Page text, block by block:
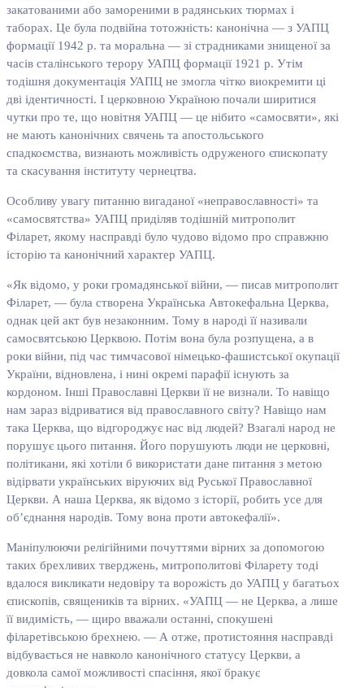
закатованими або замореними в радянських тюрмах і
таборах. Це була подвійна тотожність: канонічна — з УАПЦ
формації 1942 р. та моральна — зі страдниками знищеної за
часів сталінського терору УАПЦ формації 1921 р. Утім
тодішня документація УАПЦ не змогла чітко виокремити ці
дві ідентичності. І церковною Україною почали ширитися
чутки про те, що новітня УАПЦ — це нібито «самосвяти», які
не мають канонічних свячень та апостольського
спадкоємства, визнають можливість одруженого єпископату
та скасування інституту чернецтва.
Особливу увагу питанню вигаданої «неправославності» та
«самосвятства» УАПЦ приділяв тодішній митрополит
Філарет, якому насправді було чудово відомо про справжню
історію та канонічний характер УАПЦ.
«Як відомо, у роки громадянської війни, — писав митрополит
Філарет, — була створена Українська Автокефальна Церква,
однак цей акт був незаконним. Тому в народі її називали
самосвятською Церквою. Потім вона була розпущена, а в
роки війни, під час тимчасової німецько-фашистської окупації
України, відновлена, і нині окремі парафії існують за
кордоном. Інші Православні Церкви її не визнали. То навіщо
нам зараз відриватися від православного світу? Навіщо нам
така Церква, що відгороджує нас від людей? Взагалі народ не
порушує цього питання. Його порушують люди не церковні,
політикани, які хотіли б використати дане питання з метою
відірвати українських віруючих від Руської Православної
Церкви. А наша Церква, як відомо з історії, робить усе для
об’єднання народів. Тому вона проти автокефалії».
Маніпулюючи релігійними почуттями вірних за допомогою
таких брехливих тверджень, митрополитові Філарету тоді
вдалося викликати недовіру та ворожість до УАПЦ у багатьох
єпископів, священиків та вірних. «УАПЦ — не Церква, а лише
її видимість, — щиро вважали останні, спокушені
філаретівською брехнею. — А отже, протистояння насправді
відбувається не навколо канонічного статусу Церкви, а
довкола самої можливості спасіння, якої бракує